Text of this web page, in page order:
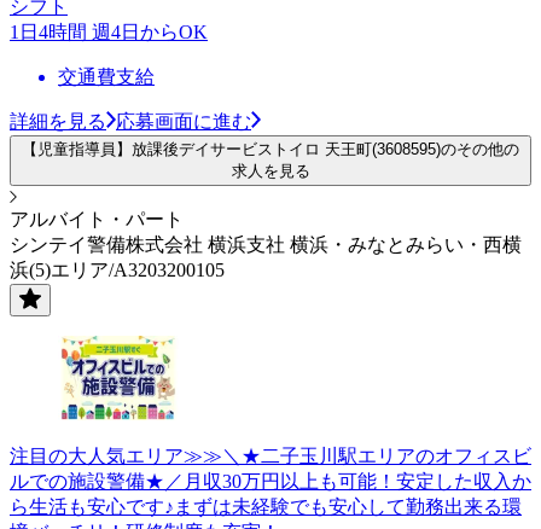
シフト
1日4時間 週4日からOK
交通費支給
詳細を見る 応募画面に進む
【児童指導員】放課後デイサービストイロ 天王町(3608595)のその他の
求人を見る
アルバイト・パート
シンテイ警備株式会社 横浜支社 横浜・みなとみらい・西横
浜(5)エリア/A3203200105
注目の大人気エリア≫≫＼★二子玉川駅エリアのオフィスビ
ルでの施設警備★／月収30万円以上も可能！安定した収入か
ら生活も安心です♪まずは未経験でも安心して勤務出来る環